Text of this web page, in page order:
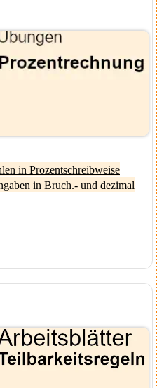
in Prozentschreibweise
in Bruch.- und dezimal